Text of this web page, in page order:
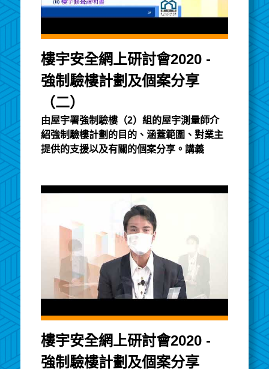
樓宇安全網上研討會2020 -
強制驗樓計劃及個案分享
（二）
由屋宇署強制驗樓（2）組的屋宇測量師介
紹強制驗樓計劃的目的、涵蓋範圍、對業主
提供的支援以及有關的個案分享。講義
樓宇安全網上研討會2020 -
強制驗樓計劃及個案分享